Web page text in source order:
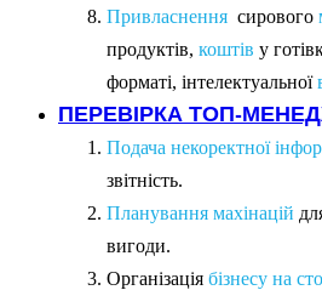
Привласнення сирового
продуктів, коштів у
форматі, інтелектуальної
ПЕРЕВІРКА ТОП-
Подача некоректної
звітність.
Планування махінацій
вигоди.
Організація бізнесу на